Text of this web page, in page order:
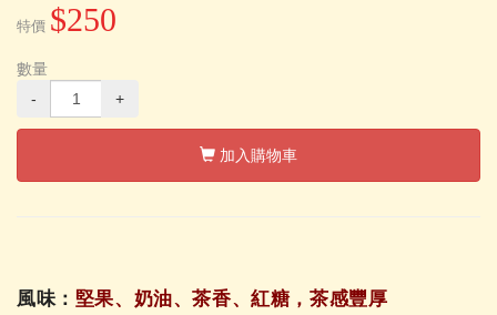
特價 $250
數量
-
+
加入購物車
風味： 堅果、奶油、茶香、紅糖，茶感豐厚